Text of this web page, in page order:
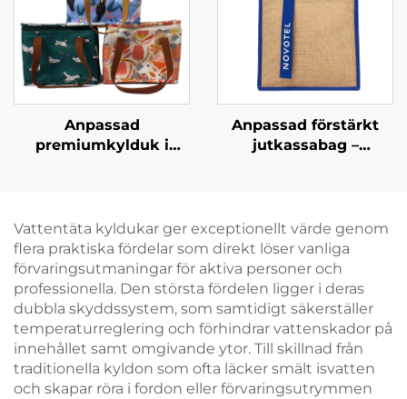
Anpassad
premiumkylduk i
fågel- och
blommormotiv
Anpassad förstärkt
jutkassabag –
varumärkessynlighet
Vattentäta kyldukar ger exceptionellt värde genom
flera praktiska fördelar som direkt löser vanliga
förvaringsutmaningar för aktiva personer och
professionella. Den största fördelen ligger i deras
dubbla skyddssystem, som samtidigt säkerställer
temperaturreglering och förhindrar vattenskador på
innehållet samt omgivande ytor. Till skillnad från
traditionella kyldon som ofta läcker smält isvatten
och skapar röra i fordon eller förvaringsutrymmen